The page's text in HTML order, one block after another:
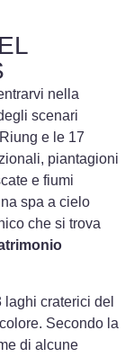
nella
scenari
e le 17
piantagioni
e fiumi
spa a cielo
che si trova
craterici del
Secondo la
di alcune